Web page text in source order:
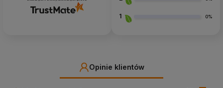
1 0%
Opinie klientów